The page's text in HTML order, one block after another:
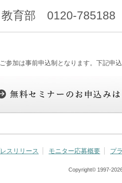
教育部 0120-
参加は事前申込制となります。下記申
スリリース モニター応募概要 プ
Copyright© 1997-